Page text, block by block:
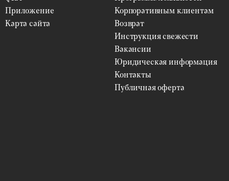
Приложение
Карта сайта
Корпоративным клиентам
Возврат
Инструкция свежести
Вакансии
Юридическая информация
Контакты
Публичная оферта